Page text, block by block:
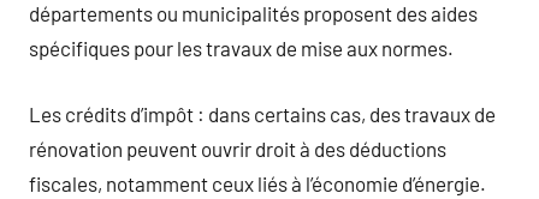
départements ou municipalités proposent des aides
spécifiques pour les travaux de mise aux normes.
Les crédits d’impôt : dans certains cas, des travaux de
rénovation peuvent ouvrir droit à des déductions
fiscales, notamment ceux liés à l’économie d’énergie.